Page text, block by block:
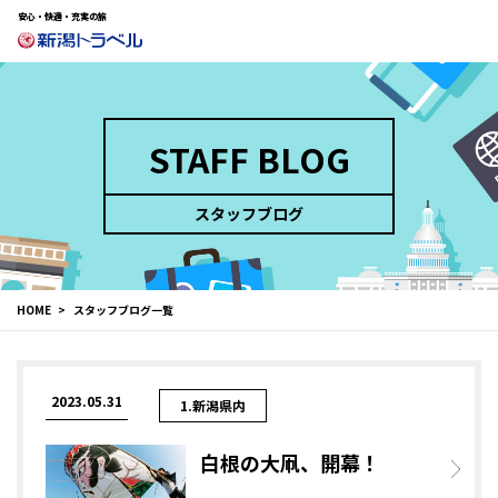
安心・快適・充実の旅
STAFF BLOG
スタッフブログ
HOME スタッフブログ一覧
2023.05.31 1.新潟県内
白根の大凧、開幕！